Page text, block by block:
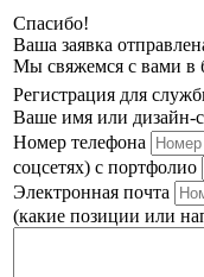
Спасибо!
Ваша заявка
Мы свяжемся с вами в
Регистрация для
Ваше имя или дизайн-
Номер телефона
соцсетях) с портфолио
Электронная почта
(какие позиции или